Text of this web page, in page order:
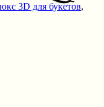
3D для букетов,